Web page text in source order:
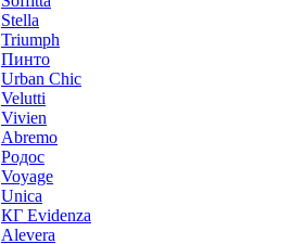
Stella
Triumph
Пинто
Urban Chic
Velutti
Vivien
Abremo
Родос
Voyage
Unica
КГ Evidenza
Alevera